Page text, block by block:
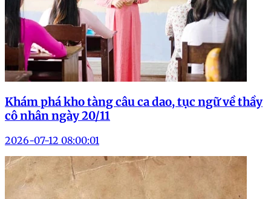
Khám phá kho tàng câu ca dao, tục ngữ về thầy
cô nhân ngày 20/11
2026-07-12 08:00:01